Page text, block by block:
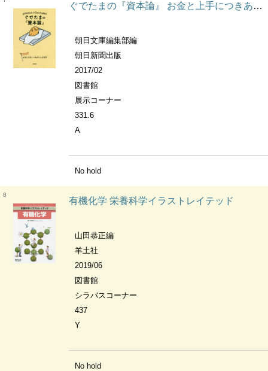
ぐでたまの『資本論』 お金と上手につきあう人生哲学 朝日文庫
朝日文庫編集部編
朝日新聞出版
2017/02
図書館
展示コーナー
331.6
A
No hold
8
有機化学 栄養科学イラストレイテッド
山田恭正編
羊土社
2019/06
図書館
シラバスコーナー
437
Y
No hold